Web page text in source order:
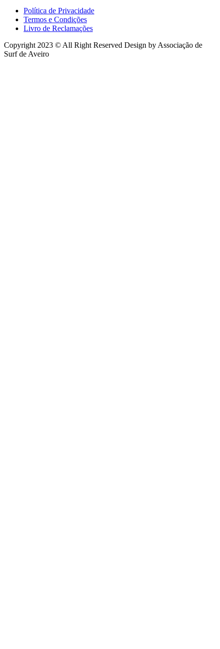
Política de Privacidade
Termos e Condições
Livro de Reclamações
Copyright 2023 © All Right Reserved Design by Associação de
Surf de Aveiro